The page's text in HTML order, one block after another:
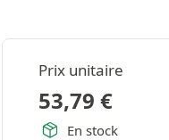
Prix unitaire
53,79 €
En stock